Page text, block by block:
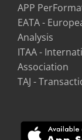
APP
EATA -
Analysis
ITAA -
Association
TAJ -